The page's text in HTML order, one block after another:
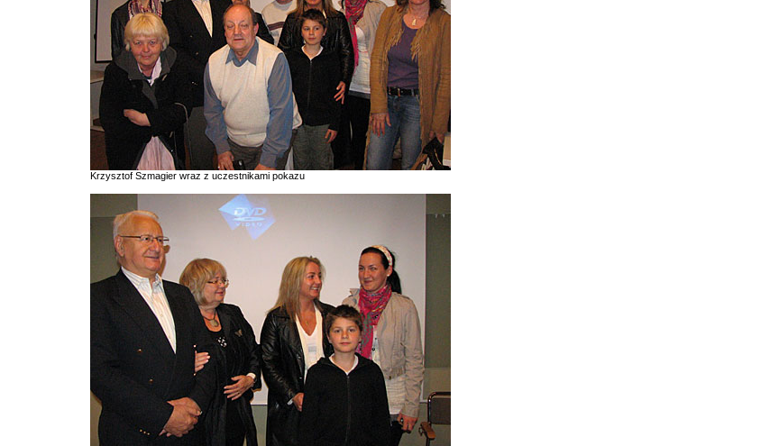
Krzysztof Szmagier wraz z uczestnikami pokazu